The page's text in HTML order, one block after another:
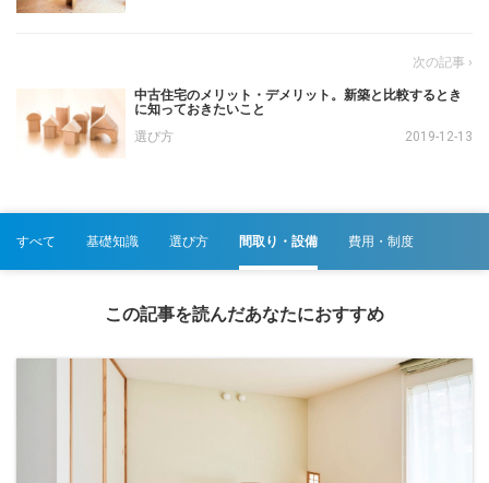
中古住宅のメリット・デメリット。新築と比較するとき
に知っておきたいこと
選び方
2019-12-13
すべて 基礎知識 選び方 間取り・設備 費用・制度
この記事を読んだあなたにおすすめ